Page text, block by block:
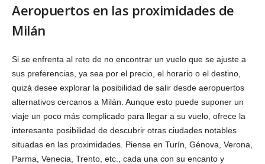
Aeropuertos en las proximidades de
Milán
Si se enfrenta al reto de no encontrar un vuelo que se ajuste a
sus preferencias, ya sea por el precio, el horario o el destino,
quizá desee explorar la posibilidad de salir desde aeropuertos
alternativos cercanos a Milán. Aunque esto puede suponer un
viaje un poco más complicado para llegar a su vuelo, ofrece la
interesante posibilidad de descubrir otras ciudades notables
situadas en las proximidades. Piense en Turín, Génova, Verona,
Parma, Venecia, Trento, etc., cada una con su encanto y